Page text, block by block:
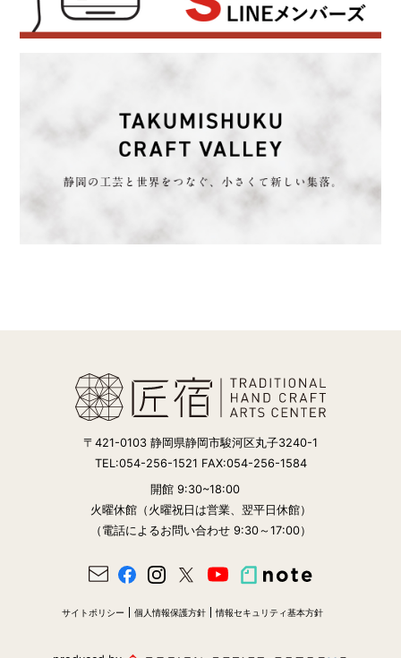
〒421-0103 静岡県静岡市駿河区丸子3240-1
TEL:054-256-1521 FAX:054-256-1584
開館 9:30~18:00
火曜休館（火曜祝日は営業、翌平日休館）
（電話によるお問い合わせ 9:30～17:00）
サイトポリシー 個人情報保護方針 情報セキュリティ基本方針